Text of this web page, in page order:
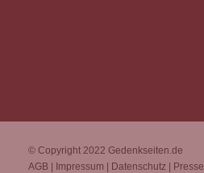
© Copyright 2022 Gedenkseiten.de
AGB
Impressum Datenschutz Presse